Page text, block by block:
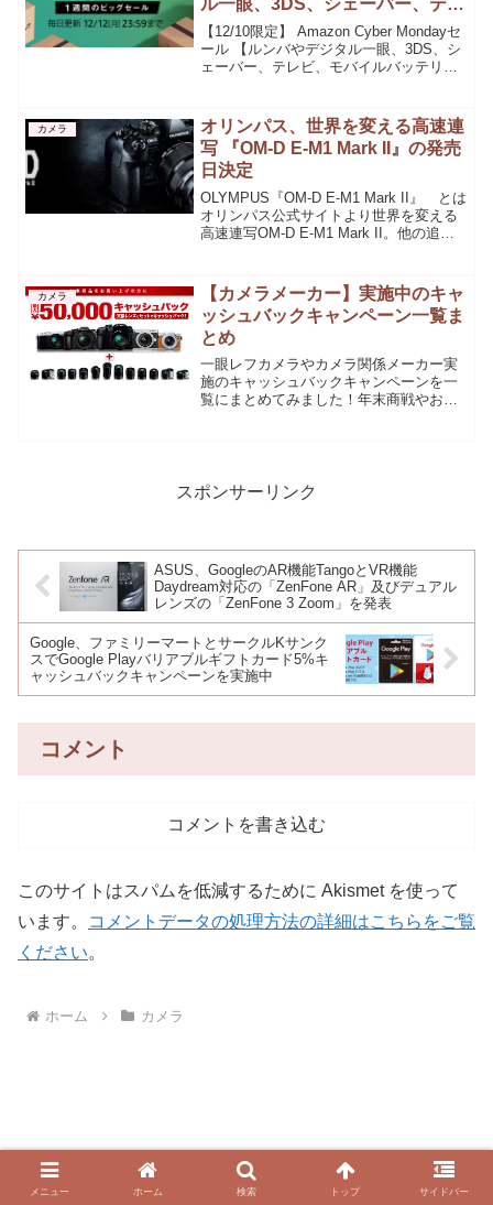
ル一眼、3DS、シェーバー、テレ
ビ、モバイルバッテリー等が超特
価セール!】
【12/10限定】 Amazon Cyber Mondayセ
ール 【ルンバやデジタル一眼、3DS、シ
ェーバー、テレビ、モバイルバッテリー
格.com最安...
カメラ
オリンパス、世界を変える高速連
写 『OM-D E-M1 Mark II』の発売
日決定
OLYMPUS『OM-D E-M1 Mark II』 とは
オリンパス公式サイトより世界を変える
高速連写OM-D E-M1 Mark II。他の追随
Li...
カメラ
【カメラメーカー】実施中のキャ
ッシュバックキャンペーン一覧ま
とめ
一眼レフカメラやカメラ関係メーカー実
施のキャッシュバックキャンペーンを一
覧にまとめてみました！年末商戦やお正
スポンサーリンク
ASUS、GoogleのAR機能TangoとVR機能
Daydream対応の「ZenFone AR」及びデュアル
レンズの「ZenFone 3 Zoom」を発表
Google、ファミリーマートとサークルKサンク
スでGoogle Playバリアブルギフトカード5%キ
ャッシュバックキャンペーンを実施中
コメント
コメントを書き込む
このサイトはスパムを低減するために Akismet を使って
います。
コメントデータの処理方法の詳細はこちらをご覧
ください。
ホーム カメラ
Copyright © 1990-2026 デジモノ街道 〜物欲に負ける日々〜 All
Rights Reserved.
メニュー ホーム 検索 トップ サイドバー